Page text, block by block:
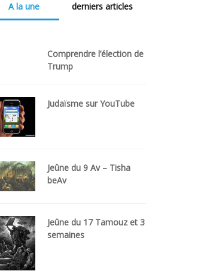
A la une derniers articles
Comprendre l’élection de
Trump
Judaïsme sur YouTube
Jeûne du 9 Av – Tisha
beAv
Jeûne du 17 Tamouz et 3
semaines